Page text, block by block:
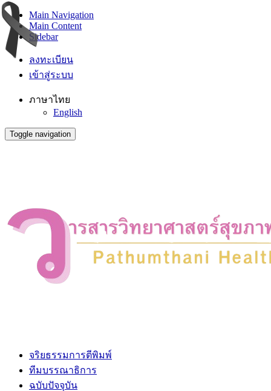
Main Navigation
Main Content
Sidebar
ลงทะเบียน
เข้าสู่ระบบ
ภาษาไทย
English
Toggle navigation
จริยธรรมการตีพิมพ์
ทีมบรรณาธิการ
ฉบับปัจจุบัน